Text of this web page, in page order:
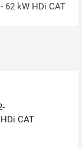
62 kW HDi CAT
CAT